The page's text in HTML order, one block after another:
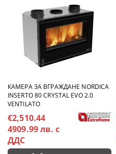
КАМЕРА ЗА ВГРАЖДАНЕ NORDICA
INSERTO 80 CRYSTAL EVO 2.0
VENTILATO
€2,510.44
4909.99 лв. с
ДДС